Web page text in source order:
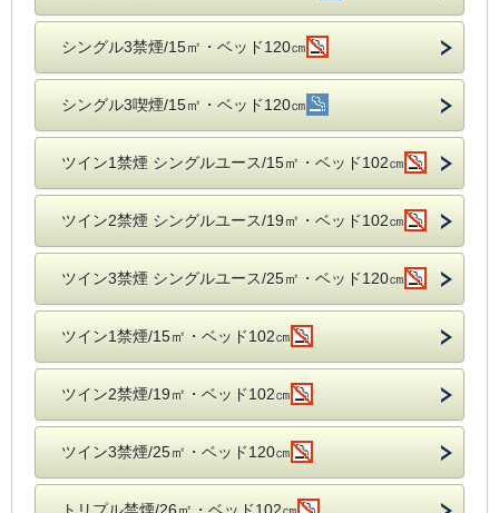
シングル3禁煙/15㎡・ベッド120㎝
シングル3喫煙/15㎡・ベッド120㎝
ツイン1禁煙 シングルユース/15㎡・ベッド102㎝
ツイン2禁煙 シングルユース/19㎡・ベッド102㎝
ツイン3禁煙 シングルユース/25㎡・ベッド120㎝
ツイン1禁煙/15㎡・ベッド102㎝
ツイン2禁煙/19㎡・ベッド102㎝
ツイン3禁煙/25㎡・ベッド120㎝